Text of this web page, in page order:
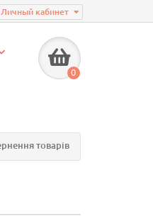
Личный кабинет
0
товарів